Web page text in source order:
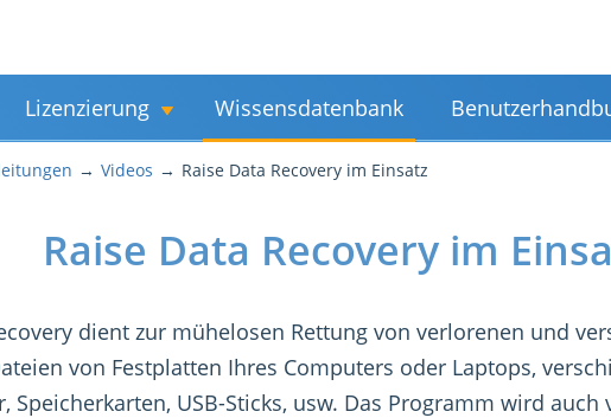
Lizenzierung Wissensdatenbank
Videos Raise Data Recovery im Einsatz
Raise Data Recovery im
dient zur mühelosen Rettung von verlorenen und
von Festplatten Ihres Computers oder Laptops,
Speicherkarten, USB-Sticks, usw. Das Programm wird auch